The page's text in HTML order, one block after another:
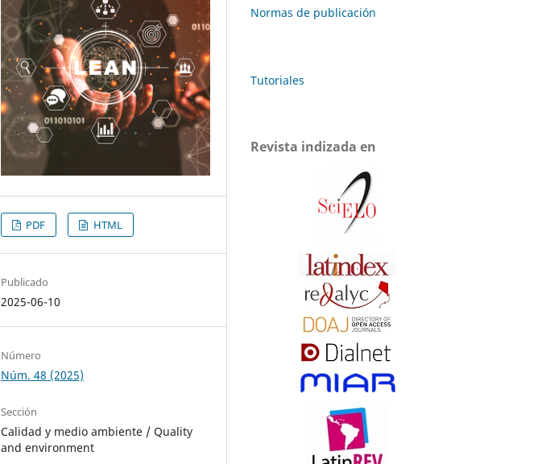
PDF HTML
Publicado
2025-06-10
Número
Núm. 48 (2025)
Sección
Calidad y medio ambiente / Quality
and environment
Normas de publicación
Tutoriales
Revista indizada en